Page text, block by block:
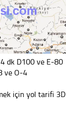
dk D100 ve E-80
ve O-4
için yol tarifi